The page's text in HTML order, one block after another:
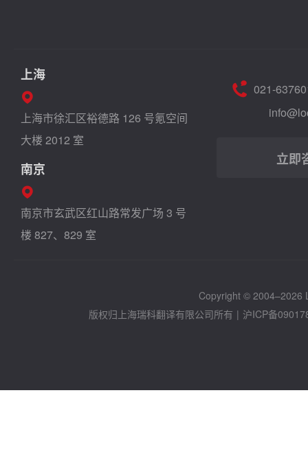
021-
立即
上海
上海市徐汇区裕德路 126 号氪空间
大楼 2012 室
南京
南京市玄武区红山路常发广场 3 号
楼 827、829 室
Copyright © 2004–2026
版权归上海瑞科翻译有限公司所有 | 沪ICP备